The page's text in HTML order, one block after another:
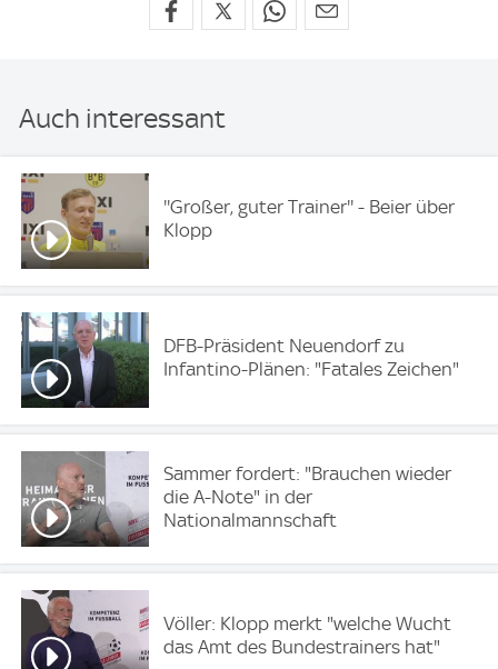
Auch interessant
''Großer, guter Trainer'' - Beier über
Klopp
DFB-Präsident Neuendorf zu
Infantino-Plänen: "Fatales Zeichen"
Sammer fordert: "Brauchen wieder
die A-Note" in der
Nationalmannschaft
Völler: Klopp merkt "welche Wucht
das Amt des Bundestrainers hat"